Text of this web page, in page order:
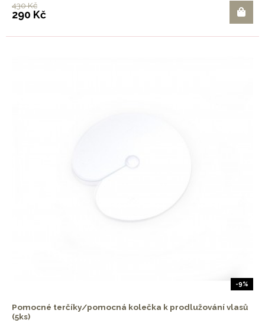
430 Kč
290 Kč
-9%
Pomocné terčíky/pomocná kolečka k prodlužování vlasů
(5ks)